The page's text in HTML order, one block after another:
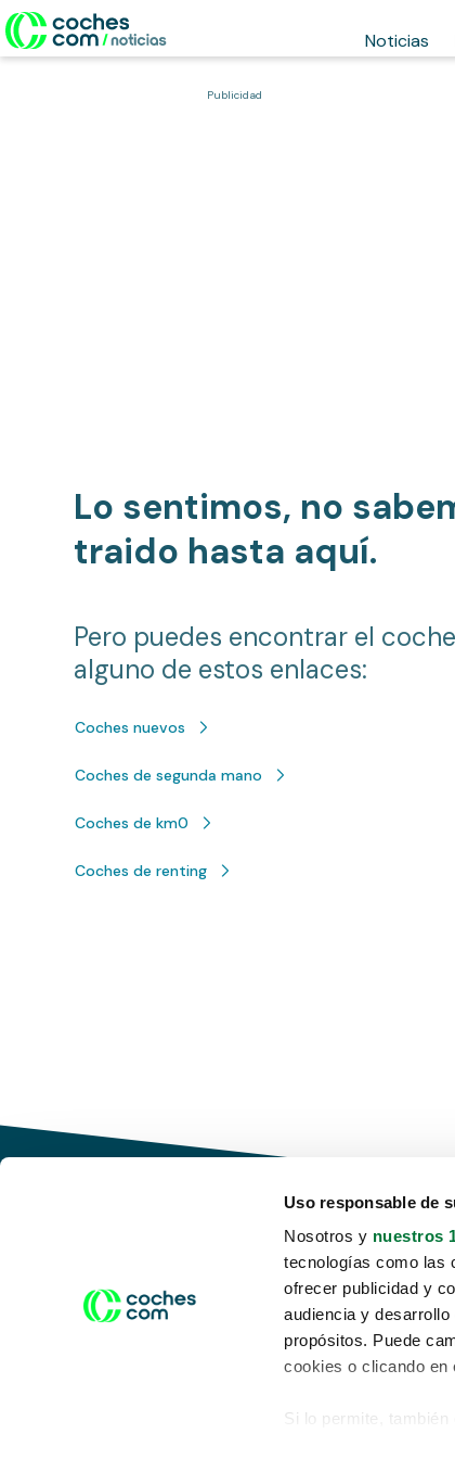
Uso responsable de
Nosotros y nuestros
tecnologías como las
ofrecer publicidad y
audiencia y
propósitos. Puede
cookies o clicando en
Si lo permite, también
Noticias
Publicidad
Lo sentimos, no
traido hasta aquí.
Pero puedes encontrar el
alguno de estos enlaces:
Coches nuevos
Coches de segunda mano
Coches de km0
Coches de renting
Conduce tu futuro,
desata tu movilidad